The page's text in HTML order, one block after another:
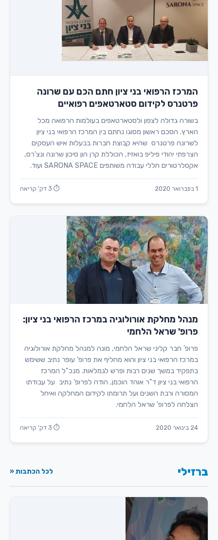
המרכז הרפואי בני ציון חתם הכם עם שרונה
פרטנרס לקידום סטארטאפים רפואיים
בשורה גדולה לצפון ולסטארטאפים בעולמות הרפואה מכל
הארץ. הסכם ראשון מסוגו נחתם בין המרכז הרפואי בני ציון
לשרונה פרטנרס שהיא קבוצת חברות בבעלות איש העסקים
הצרפתי יהודי פיליפ בואזיז, הכוללת קרן הון סיכון שרונה ונצ'רס,
אקסלרטורים חללי עבודה משותפים SARONA SPACE ועוד.
1 בפברואר 2020 ⏱ 3 דק' קריאה
מנהל מחלקת אורולוגיה במרכז הרפואי בני ציון:
פרופ' שראל הלחמי
פרופ' חבר קליני שראל הלחמי, מונה למנהל מחלקת אורולוגיה
במרכז הרפואי בני ציון והוא מחליף את פרופ' עופר נתיב ששימש
בתפקיד במשך שנים רבות ופרש לגמלאות. מנכ"ל המרכז
הרפואי בני ציון ד"ר אוהד הוכמן, הודה לפרופ' נתיב על עבודתו
המסורה ורבת השנים ועל תרומתו לקידום המחלקה ואיחל
הצלחה לפרופ' שראל הלחמי.
24 בינואר 2020 ⏱ 3 דק' קריאה
ברזילי לכל הכתבות «